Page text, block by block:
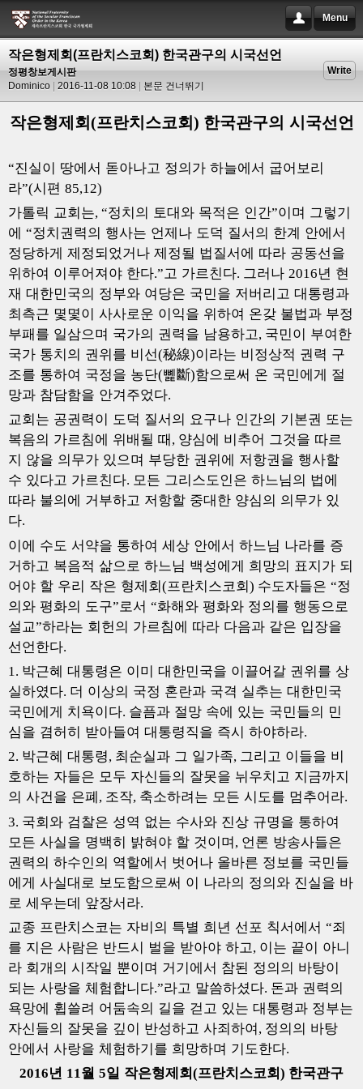
Menu
작은형제회(프란치스코회) 한국관구의 시국선언
정평창보게시판
Dominico
2016-11-08 10:08 본문 건너뛰기
Write
작은형제회 (프란치스코회) 한국관구의 시국선언
“진실이 땅에서 돋아나고 정의가 하늘에서 굽어보리
라”(시편 85,12)
가톨릭 교회는, “정치의 토대와 목적은 인간”이며 그렇기
에 “정치권력의 행사는 언제나 도덕 질서의 한계 안에서
정당하게 제정되었거나 제정될 법질서에 따라 공동선을
위하여 이루어져야 한다.”고 가르친다. 그러나 2016년 현
재 대한민국의 정부와 여당은 국민을 저버리고 대통령과
최측근 몇몇이 사사로운 이익을 위하여 온갖 불법과 부정
부패를 일삼으며 국가의 권력을 남용하고, 국민이 부여한
국가 통치의 권위를 비선(秘線)이라는 비정상적 권력 구
조를 통하여 국정을 농단(뼱斷)함으로써 온 국민에게 절
망과 참담함을 안겨주었다.
교회는 공권력이 도덕 질서의 요구나 인간의 기본권 또는
복음의 가르침에 위배될 때 , 양심에 비추어 그것을 따르
지 않을 의무가 있으며 부당한 권위에 저항권을 행사할
수 있다고 가르친다. 모든 그리스도인은 하느님의 법에
따라 불의에 거부하고 저항할 중대한 양심의 의무가 있
다.
이에 수도 서약을 통하여 세상 안에서 하느님 나라를 증
거하고 복음적 삶으로 하느님 백성에게 희망의 표지가 되
어야 할 우리 작은 형제회(프란치스코회) 수도자들은 “정
의와 평화의 도구” 로서 “화해와 평화와 정의를 행동으로
설교”하라는 회헌의 가르침에 따라 다음과 같은 입장을
선언한다.
1. 박근혜 대통령은 이미 대한민국을 이끌어갈 권위를 상
실하였다. 더 이상의 국정 혼란과 국격 실추는 대한민국
국민에게 치욕이다. 슬픔과 절망 속에 있는 국민들의 민
심을 겸허히 받아들여 대통령직을 즉시 하야하라.
2. 박근혜 대통령, 최순실과 그 일가족, 그리고 이들을 비
호하는 자들은 모두 자신들의 잘못을 뉘우치고 지금까지
의 사건을 은폐 , 조작, 축소하려는 모든 시도를 멈추어라.
3. 국회와 검찰은 성역 없는 수사와 진상 규명을 통하여
모든 사실을 명백히 밝혀야 할 것이며, 언론 방송사들은
권력의 하수인의 역할에서 벗어나 올바른 정보를 국민들
에게 사실대로 보도함으로써 이 나라의 정의와 진실을 바
로 세우는데 앞장서라.
교종 프란치스코는 자비의 특별 희년 선포 칙서에서 “죄
를 지은 사람은 반드시 벌을 받아야 하고, 이는 끝이 아니
라 회개의 시작일 뿐이며 거기에서 참된 정의의 바탕이
되는 사랑을 체험합니다.”라고 말씀하셨다. 돈과 권력의
욕망에 휩쓸려 어둠속의 길을 걷고 있는 대통령과 정부는
자신들의 잘못을 깊이 반성하고 사죄하여, 정의의 바탕
안에서 사랑을 체험하기를 희망하며 기도한다.
2016년 11월 5일 작은형제회 (프란치스코회 ) 한국관구